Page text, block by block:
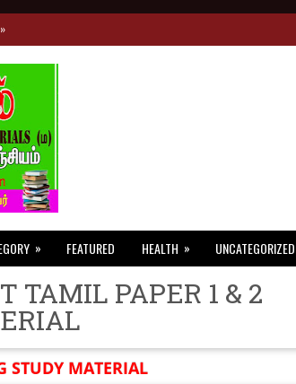
»
» FEATURED HEALTH » UNCATEGORIZED
TAMIL PAPER 1 & 2
STUDY MATERIAL